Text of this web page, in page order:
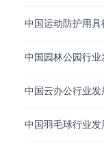
中国运动防护用
中国园林公园行
中国云办公行业
中国羽毛球行业